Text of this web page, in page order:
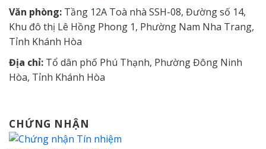
Văn phòng: Tầng 12A Toà nhà SSH-08, Đường số 14,
Khu đô thị Lê Hồng Phong 1, Phường Nam Nha Trang,
Tỉnh Khánh Hòa
Địa chỉ: Tổ dân phố Phú Thạnh, Phường Đông Ninh
Hòa, Tỉnh Khánh Hòa
CHỨNG NHẬN